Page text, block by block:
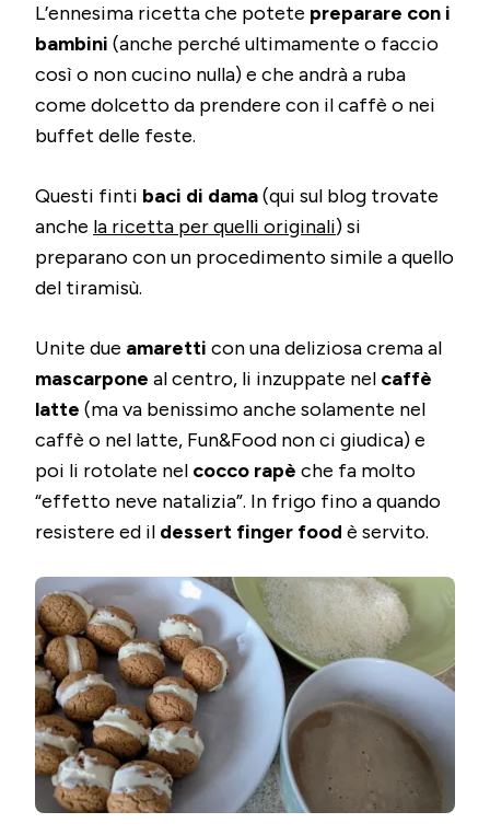
L’ennesima ricetta che potete preparare con i
bambini (anche perché ultimamente o faccio
così o non cucino nulla) e che andrà a ruba
come dolcetto da prendere con il caffè o nei
buffet delle feste.
Questi finti baci di dama(qui sul blog trovate
anche la ricetta per quelli originali) si
preparano con un procedimento simile a quello
del tiramisù.
Unite due amaretti con una deliziosa crema al
mascarpone al centro, li inzuppate nel caffè
latte (ma va benissimo anche solamente nel
caffè o nel latte, Fun&Food non ci giudica) e
poi li rotolate nel cocco rapè che fa molto
“effetto neve natalizia”. In frigo fino a quando
resistere ed il dessert finger food è servito.